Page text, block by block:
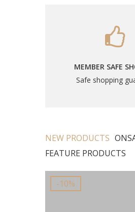
MEMBER SAFE
Safe shopping
NEW PRODUCTS
FEATURE PRODUCTS
-10%